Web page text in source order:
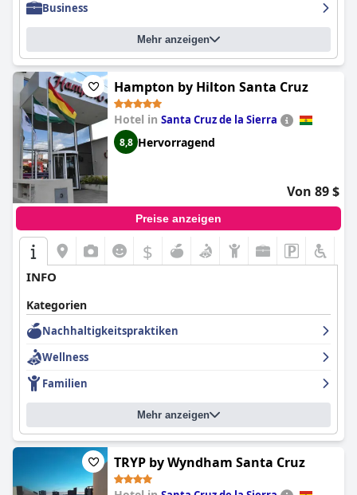
Business
Mehr anzeigen
Hampton by Hilton Santa Cruz
Hotel in Santa Cruz de la Sierra
8,8 Hervorragend
Von 89 $
Preise anzeigen
$
INFO
Kategorien
Nachhaltigkeitspraktiken
Wellness
Familien
Mehr anzeigen
TRYP by Wyndham Santa Cruz